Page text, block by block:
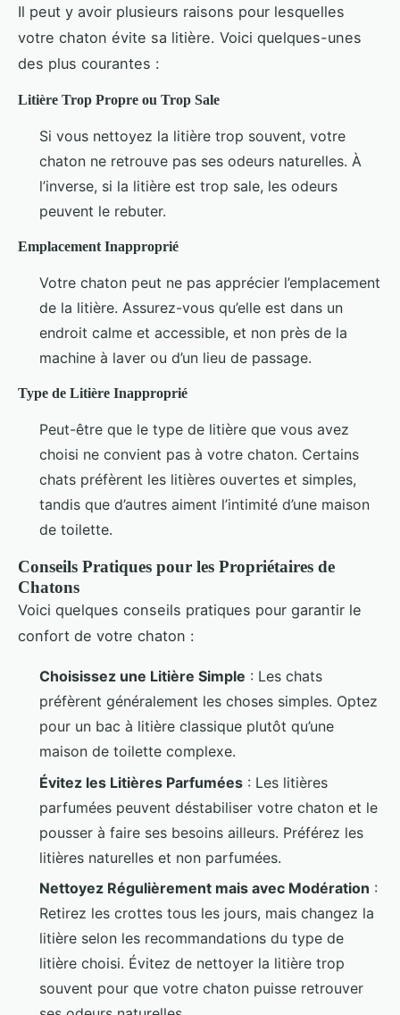
Il peut y avoir plusieurs raisons pour lesquelles
votre chaton évite sa litière. Voici quelques-unes
des plus courantes :
Litière Trop Propre ou Trop Sale
Si vous nettoyez la litière trop souvent, votre
chaton ne retrouve pas ses odeurs naturelles. À
l’inverse, si la litière est trop sale, les odeurs
peuvent le rebuter.
Emplacement Inapproprié
Votre chaton peut ne pas apprécier l’emplacement
de la litière. Assurez-vous qu’elle est dans un
endroit calme et accessible, et non près de la
machine à laver ou d’un lieu de passage.
Type de Litière Inapproprié
Peut-être que le type de litière que vous avez
choisi ne convient pas à votre chaton. Certains
chats préfèrent les litières ouvertes et simples,
tandis que d’autres aiment l’intimité d’une maison
de toilette.
Conseils Pratiques pour les Propriétaires de
Chatons
Voici quelques conseils pratiques pour garantir le
confort de votre chaton :
Choisissez une Litière Simple : Les chats
préfèrent généralement les choses simples. Optez
pour un bac à litière classique plutôt qu’une
maison de toilette complexe.
Évitez les Litières Parfumées : Les litières
parfumées peuvent déstabiliser votre chaton et le
pousser à faire ses besoins ailleurs. Préférez les
litières naturelles et non parfumées.
Nettoyez Régulièrement mais avec Modération :
Retirez les crottes tous les jours, mais changez la
litière selon les recommandations du type de
litière choisi. Évitez de nettoyer la litière trop
souvent pour que votre chaton puisse retrouver